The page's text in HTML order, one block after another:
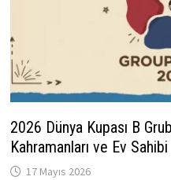
2026 Dünya Kupası B
Kahramanları ve Ev Sahibi
17 Mayıs 2026